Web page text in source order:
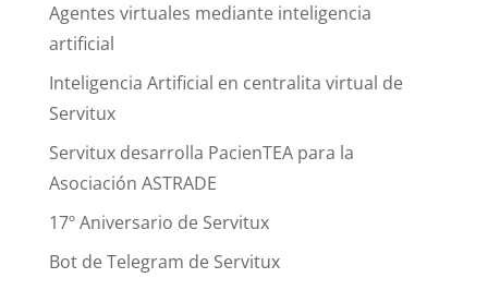
Agentes virtuales mediante inteligencia
artificial
Inteligencia Artificial en centralita virtual de
Servitux
Servitux desarrolla PacienTEA para la
Asociación ASTRADE
17º Aniversario de Servitux
Bot de Telegram de Servitux